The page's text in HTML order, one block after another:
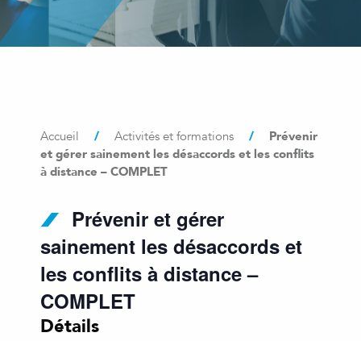
Accueil / Activités et formations /
Prévenir
et gérer sainement les désaccords et les conflits
à distance – COMPLET
Prévenir et gérer
sainement les désaccords et
les conflits à distance –
COMPLET
Détails